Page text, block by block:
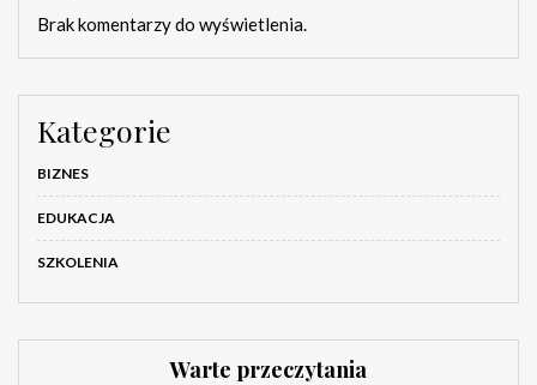
Brak komentarzy do wyświetlenia.
Kategorie
BIZNES
EDUKACJA
SZKOLENIA
Warte przeczytania